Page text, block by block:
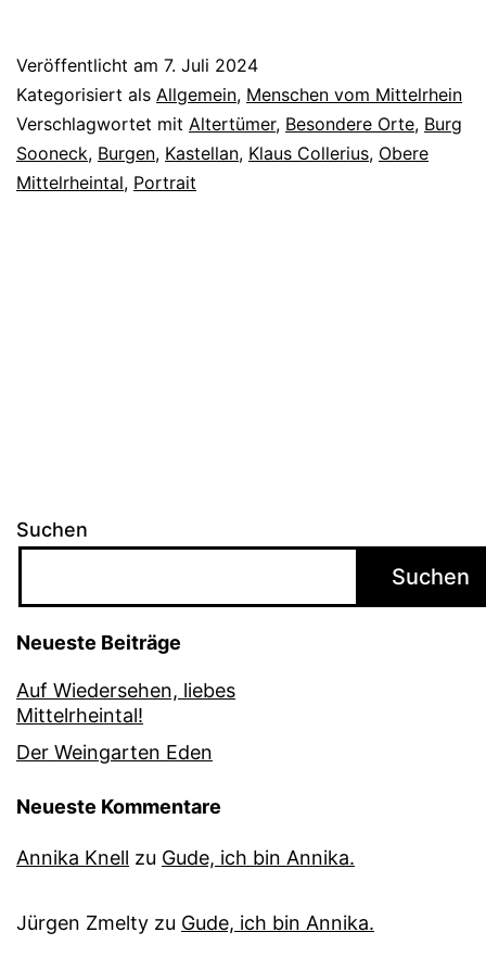
Veröffentlicht am 7. Juli 2024
Kategorisiert als Allgemein, Menschen vom Mittelrhein
Verschlagwortet mit Altertümer, Besondere Orte, Burg
Sooneck, Burgen, Kastellan, Klaus Collerius, Obere
Mittelrheintal, Portrait
Suchen
Suchen
Neueste Beiträge
Auf Wiedersehen, liebes
Mittelrheintal!
Der Weingarten Eden
Neueste Kommentare
Annika Knell zu Gude, ich bin Annika.
Jürgen Zmelty zu Gude, ich bin Annika.